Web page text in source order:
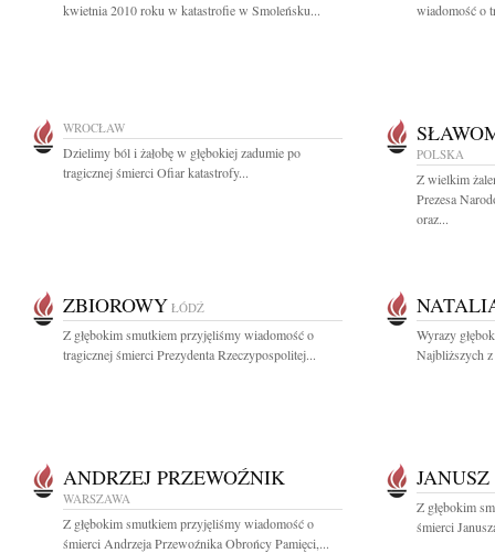
kwietnia 2010 roku w katastrofie w Smoleńsku...
wiadomość o
WROCŁAW
Dzielimy ból i żałobę w głębokiej zadumie po
tragicznej śmierci Ofiar katastrofy...
POLSKA
Z wielkim
Prezesa
oraz...
ZBIOROWY ŁÓDŹ
Z głębokim smutkiem przyjęliśmy wiadomość o
tragicznej śmierci Prezydenta Rzeczypospolitej...
Wyrazy
Najbliższych
ANDRZEJ PRZEWOŹNIK
WARSZAWA
Z głębokim smutkiem przyjęliśmy wiadomość o
śmierci Andrzeja Przewoźnika Obrońcy Pamięci,...
Z głębokim
śmierci